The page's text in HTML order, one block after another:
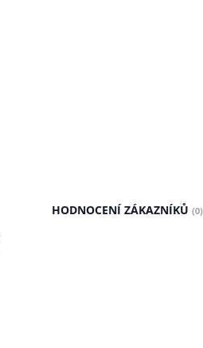
HODNOCENÍ ZÁKAZNÍKŮ (0)